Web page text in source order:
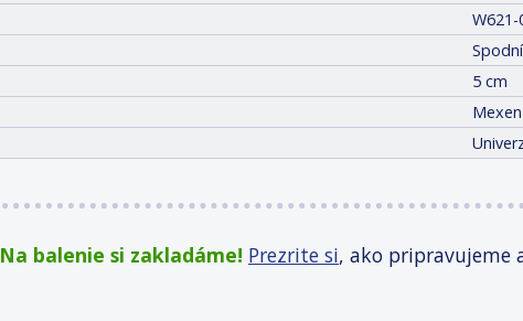
Spodní
5 cm
Mexen
Na balenie si zakladáme! Prezrite si, ako pripravujeme